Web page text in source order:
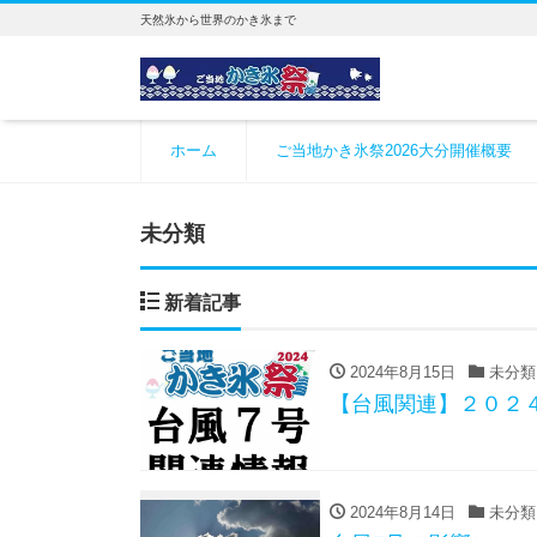
天然氷から世界のかき氷まで
ホーム ご当地かき氷祭2026大分開催概要
未分類
新着記事
2024年8月15日 未分類
【台風関連】２０
2024年8月14日 未分類